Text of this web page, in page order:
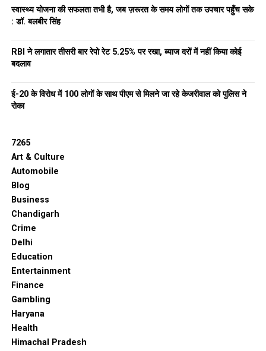
स्वास्थ्य योजना की सफलता तभी है, जब ज़रूरत के समय लोगों तक उपचार पहुँच सके
: डॉ. बलबीर सिंह
RBI ने लगातार तीसरी बार रेपो रेट 5.25% पर रखा, ब्याज दरों में नहीं किया कोई
बदलाव
ई-20 के विरोध में 100 लोगों के साथ पीएम से मिलने जा रहे केजरीवाल को पुलिस ने
रोका
7265
Art & Culture
Automobile
Blog
Business
Chandigarh
Crime
Delhi
Education
Entertainment
Finance
Gambling
Haryana
Health
Himachal Pradesh